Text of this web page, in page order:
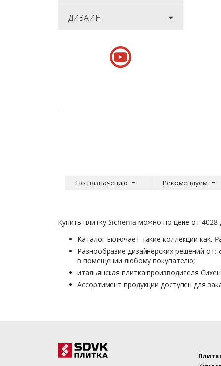
ДИЗАЙН
По назначению Рекомендуем
Купить плитку Sichenia можно по цене от
Каталог включает такие коллекции как,
Разнообразие дизайнерских решений
в помещении любому покупателю;
итальянская плитка производителя
Ассортимент продукции доступен для